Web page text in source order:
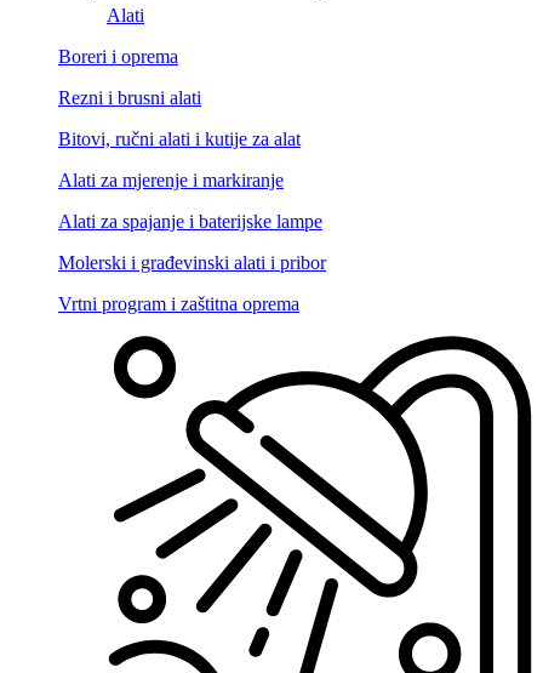
Alati
Boreri i oprema
Rezni i brusni alati
Bitovi, ručni alati i kutije za alat
Alati za mjerenje i markiranje
Alati za spajanje i baterijske lampe
Molerski i građevinski alati i pribor
Vrtni program i zaštitna oprema